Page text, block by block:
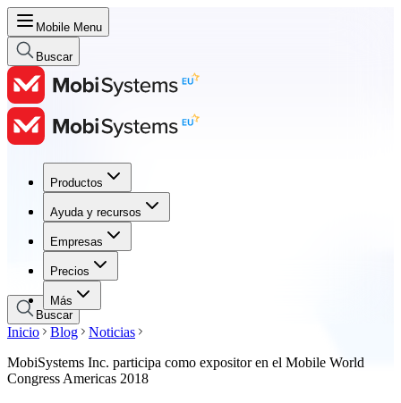
Mobile Menu
Buscar
Productos
Ayuda y recursos
Empresas
Precios
Más
Productos
Ayuda y recursos
Empresas
Precios
Buscar
Inicio Blog
Noticias
MobiSystems Inc. participa como expositor en el Mobile World
Congress Americas 2018